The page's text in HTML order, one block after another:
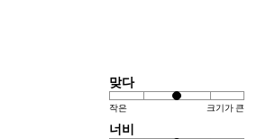
맞다
작은 크기가 큰
너비